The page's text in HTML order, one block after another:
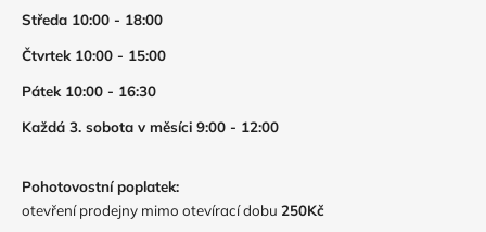
Středa 10:00 - 18:00
Čtvrtek 10:00 - 15:00
Pátek 10:00 - 16:30
Každá 3. sobota v měsíci 9:00 - 12:00
Pohotovostní poplatek:
otevření prodejny mimo otevírací dobu 250Kč